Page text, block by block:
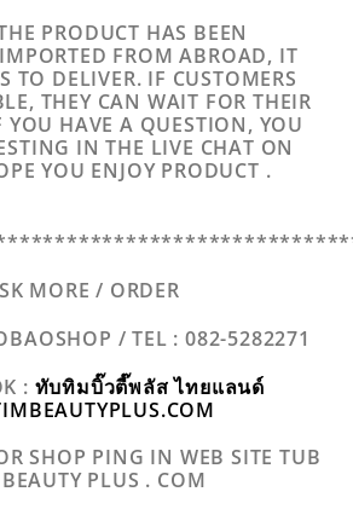
PRODUCT HAS BEEN
FROM ABROAD, IT
TO DELIVER. IF CUSTOMERS
THEY CAN WAIT FOR THEIR
YOU HAVE A QUESTION, YOU
IN THE LIVE CHAT ON
YOU ENJOY PRODUCT .
MORE / ORDER
/TEL : 082-5282271
: ทับทิมบิ๊วตี๊พลัส ไทยแลนด์
SHOP PING IN WEB SITE TUB
PLUS . COM